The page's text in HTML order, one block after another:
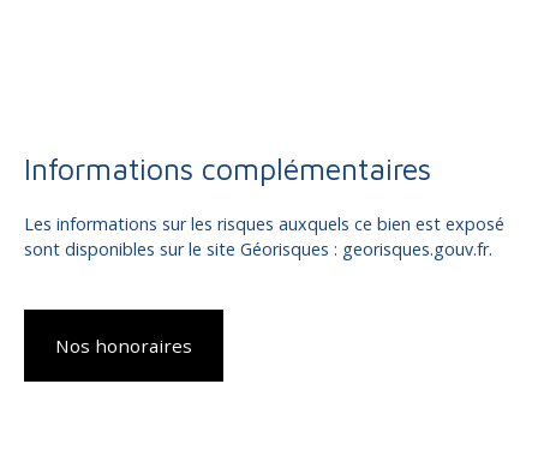
Informations complémentaires
Les informations sur les risques auxquels ce bien est exposé
sont disponibles sur le site Géorisques : georisques.gouv.fr.
Nos honoraires